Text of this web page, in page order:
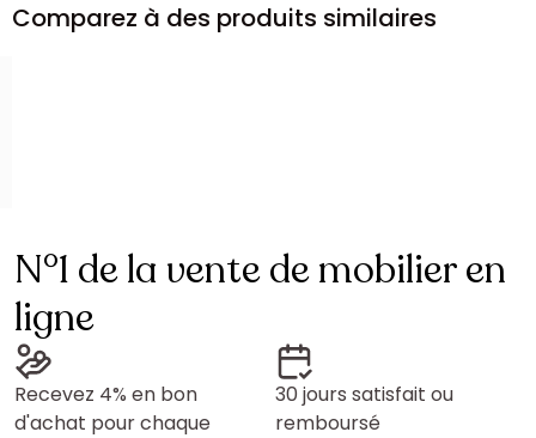
Comparez à des produits similaires
N°1 de la vente de mobilier en
ligne
Recevez 4% en bon
d'achat pour chaque
30 jours satisfait ou
remboursé